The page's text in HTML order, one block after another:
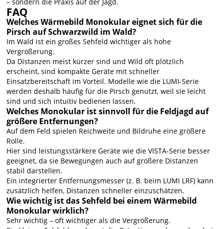
FAQ
Welches Wärmebild Monokular eignet sich für die
Pirsch auf Schwarzwild im Wald?
Im Wald ist ein großes Sehfeld wichtiger als hohe
Vergrößerung.
Da Distanzen meist kürzer sind und Wild oft plötzlich
erscheint, sind kompakte Geräte mit schneller
Einsatzbereitschaft im Vorteil. Modelle wie die LUMI-Serie
werden deshalb häufig für die Pirsch genutzt, weil sie leicht
sind und sich intuitiv bedienen lassen.
Welches Monokular ist sinnvoll für die Feldjagd auf
größere Entfernungen?
Auf dem Feld spielen Reichweite und Bildruhe eine größere
Rolle.
Hier sind leistungsstärkere Geräte wie die VISTA-Serie besser
geeignet, da sie Bewegungen auch auf größere Distanzen
stabil darstellen.
Ein integrierter Entfernungsmesser (z. B. beim LUMI LRF) kann
zusätzlich helfen, Distanzen schneller einzuschätzen.
Wie wichtig ist das Sehfeld bei einem Wärmebild
Monokular wirklich?
Sehr wichtig – oft wichtiger als die Vergrößerung.